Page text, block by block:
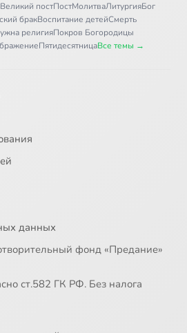
Великий постПостМолитваЛитургияБог
бракВоспитание детейСмерть
религияПокров Богородицы
ПятидесятницаВсе темы →
данных
фонд «Предание»
ст.582 ГК РФ. Без налога